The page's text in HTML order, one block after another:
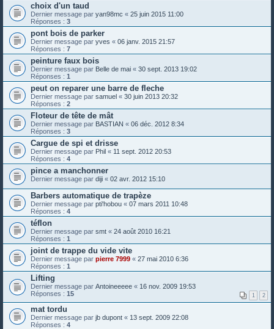
choix d'un taud
Dernier message par yan98mc « 25 juin 2015 11:00
Réponses : 3
pont bois de parker
Dernier message par yves « 06 janv. 2015 21:57
Réponses : 7
peinture faux bois
Dernier message par Belle de mai « 30 sept. 2013 19:02
Réponses : 1
peut on reparer une barre de fleche
Dernier message par samuel « 30 juin 2013 20:32
Réponses : 2
Floteur de tête de mât
Dernier message par BASTIAN « 06 déc. 2012 8:34
Réponses : 3
Cargue de spi et drisse
Dernier message par Phil « 11 sept. 2012 20:53
Réponses : 4
pince a manchonner
Dernier message par diji « 02 avr. 2012 15:10
Barbers automatique de trapèze
Dernier message par pti'hobou « 07 mars 2011 10:48
Réponses : 4
téflon
Dernier message par smt « 24 août 2010 16:21
Réponses : 1
joint de trappe du vide vite
Dernier message par pierre 7999 « 27 mai 2010 6:36
Réponses : 1
Lifting
Dernier message par Antoineeeee « 16 nov. 2009 19:53
Réponses : 15 1 2
mat tordu
Dernier message par jb dupont « 13 sept. 2009 22:08
Réponses : 4